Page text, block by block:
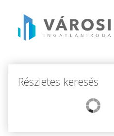
Részletes keresés